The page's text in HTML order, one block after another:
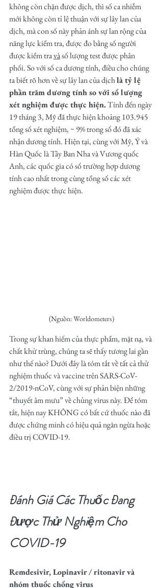
không còn chặn được dịch, thì số ca nhiễm
mới không còn tỉ lệ thuận với sự lây lan của
dịch, mà con số này phản ánh sự lan rộng của
năng lực kiểm tra, được đo bằng số người
được kiểm tra và số lượng test được phân
phối. So với số ca dương tính, điều cho chúng
ta biết rõ hơn về sự lây lan của dịch là tỷ lệ
phần trăm dương tính so với số lượng
xét nghiệm được thực hiện. Tính đến ngày
19 tháng 3, Mỹ đã thực hiện khoảng 103.945
tổng số xét nghiệm, ~ 9% trong số đó đã xác
nhận dương tính. Hiện tại, cùng với Mỹ, Ý và
Hàn Quốc là Tây Ban Nha và Vương quốc
Anh, các quốc gia có số trường hợp dương
tính cao nhất trong cùng tổng số các xét
nghiệm được thực hiện.
(Nguồn: Worldometers)
Trong sự khan hiếm của thực phẩm, mặt nạ, và
chất khử trùng, chúng ta sẽ thấy tương lai gần
như thế nào? Dưới đây là tóm tắt về tất cả thử
nghiệm thuốc và vaccine trên SARS-CoV-
2/2019-nCoV, cùng với sự phản biện những
“thuyết âm mưu” về chủng virus này. Để tóm
tắt, hiện nay KHÔNG có bất cứ thuốc nào đã
được chứng minh có hiệu quả ngăn ngừa hoặc
điều trị COVID-19.
Đánh Giá Các Thuốc Đang
Được Thử Nghiệm Cho
COVID-19
Remdesivir, Lopinavir / ritonavir và
nhóm thuốc chống virus